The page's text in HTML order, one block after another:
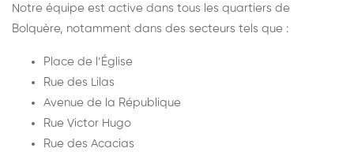
Notre équipe est active dans tous les quartiers de
Bolquère, notamment dans des secteurs tels que :
Place de l’Église
Rue des Lilas
Avenue de la République
Rue Victor Hugo
Rue des Acacias